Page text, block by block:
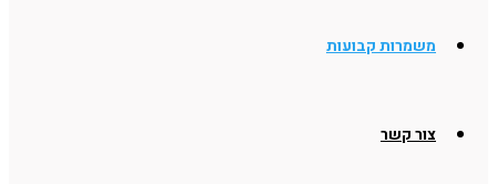
משמרות קבועות
צור קשר